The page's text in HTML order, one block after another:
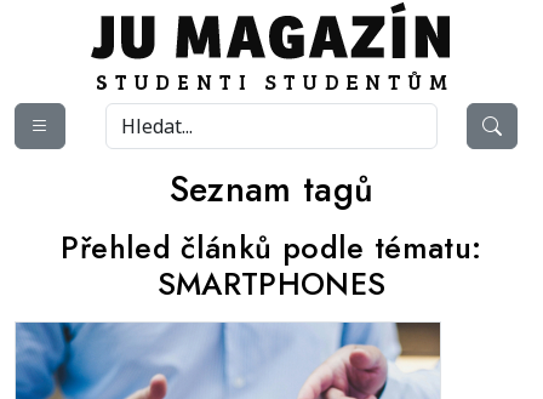
Seznam tagů
Přehled článků podle tématu:
SMARTPHONES